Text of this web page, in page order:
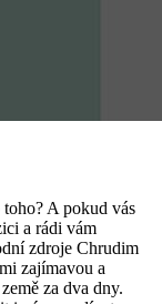
A pokud vás
a rádi vám
zdroje Chrudim
zajímavou a
za dva dny.